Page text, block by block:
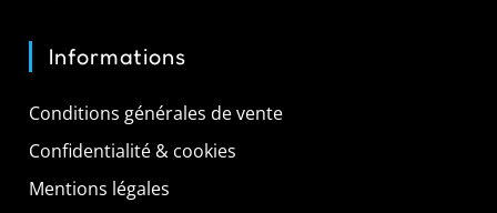
Informations
Conditions générales de vente
Confidentialité & cookies
Mentions légales